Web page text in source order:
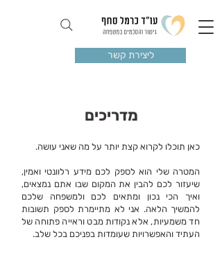
ליצירת קשר
מדריכים
כאן תוכלו לקרוא קצת יותר על מה שאני עושה.
המטרה שלי הוא לספק לכם מידע רלוונטי ואמין,
שיעזור לכם להבין את המקום שבו אתם נמצאים,
ואיך הכי נכון ומתאים לכם ולמשפחה שלכם
להמשיך הלאה. אני לא מתיימרת לספק תשובות
חד משמעיות, אלא נקודות מבט וראייה פתוחה של
העתיד והאפשרויות שעומדות בפניכם בכל שלב.